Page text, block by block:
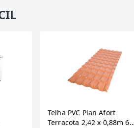
Telha PVC Plan Afort
Terracota 2,42 x 0,88m 6